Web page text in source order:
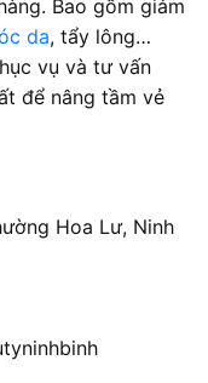
Bao gồm giảm
da, tẩy lông…
vụ và tư vấn
để nâng tầm vẻ
Hoa Lư, Ninh